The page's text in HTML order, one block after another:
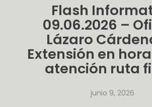
Flash
09.06.2026 –
Lázaro
Extensión en
atención ruta
junio 9, 2026